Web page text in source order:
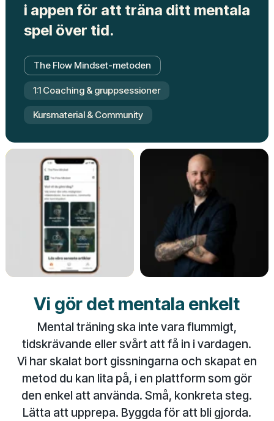
i appen för att träna ditt mentala
spel över tid.
The Flow Mindset-metoden
1:1 Coaching & gruppsessioner
Kursmaterial & Community
Vi gör det mentala enkelt
Mental träning ska inte vara flummigt,
tidskrävande eller svårt att få in i vardagen.
Vi har skalat bort gissningarna och skapat en
metod du kan lita på, i en plattform som gör
den enkel att använda. Små, konkreta steg.
Lätta att upprepa. Byggda för att bli gjorda.